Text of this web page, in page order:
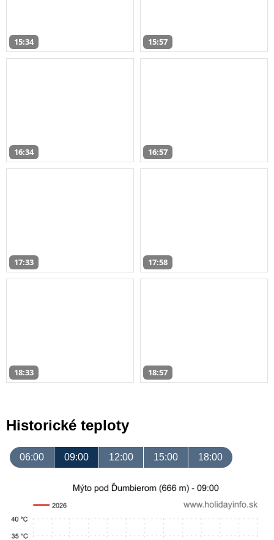
15:34 15:57
16:34 16:57
17:33 17:58
18:33 18:57
Historické teploty
06:00 09:00 12:00 15:00 18:00